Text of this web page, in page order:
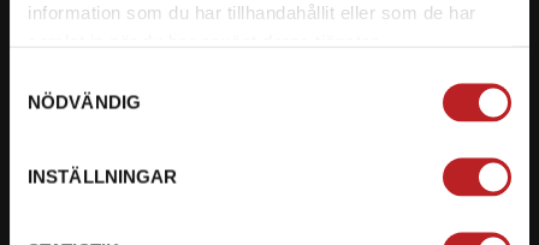
information som du har tillhandahållit eller som de har
NÖDVÄNDIG
INSTÄLLNINGAR
KONTAKTA OSS PÅ MOTORBITEN
Org. nummer: 5566689278
023-13366